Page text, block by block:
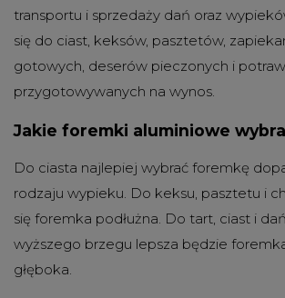
transportu i sprzedaży dań oraz
się do ciast, keksów, pasztetów,
gotowych, deserów pieczonych i potraw
przygotowywanych na wynos.
Jakie foremki aluminiowe
Do ciasta najlepiej wybrać foremkę
rodzaju wypieku. Do keksu, pasztetu i
się foremka podłużna. Do tart, ciast i
wyższego brzegu lepsza będzie
głęboka.